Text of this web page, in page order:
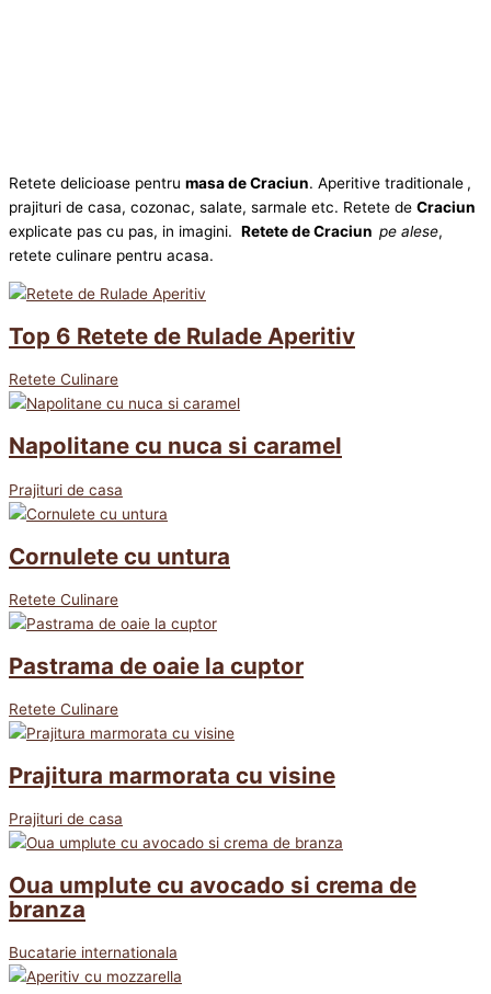
Retete delicioase pentru masa de Craciun. Aperitive traditionale ,
prajituri de casa, cozonac, salate, sarmale etc. Retete de Craciun
explicate pas cu pas, in imagini. Retete de Craciun pe alese,
retete culinare pentru acasa.
Top 6 Retete de Rulade Aperitiv
Retete Culinare
Napolitane cu nuca si caramel
Prajituri de casa
Cornulete cu untura
Retete Culinare
Pastrama de oaie la cuptor
Retete Culinare
Prajitura marmorata cu visine
Prajituri de casa
Oua umplute cu avocado si crema de
branza
Bucatarie internationala